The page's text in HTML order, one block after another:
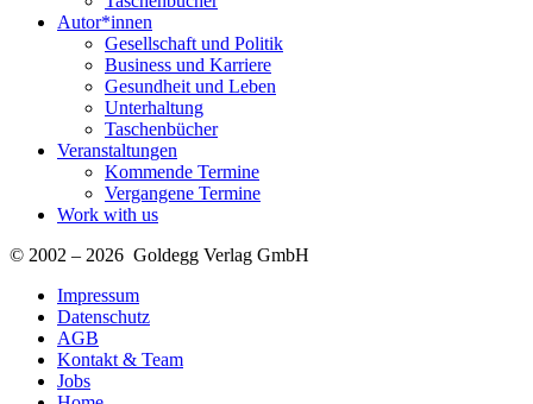
Autor*innen
Gesellschaft und Politik
Business und Karriere
Gesundheit und Leben
Unterhaltung
Taschenbücher
Veranstaltungen
Kommende Termine
Vergangene Termine
Work with us
© 2002 – 2026 Goldegg Verlag GmbH
Impressum
Datenschutz
AGB
Kontakt & Team
Jobs